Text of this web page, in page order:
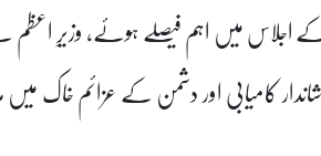
میں اہم فیصلے ہوئے، وزیرِ اعظم
کامیابی اور دشمن کے عزائم خاک میں